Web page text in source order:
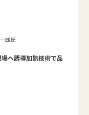
郎氏
へ誘導加熱技術で品